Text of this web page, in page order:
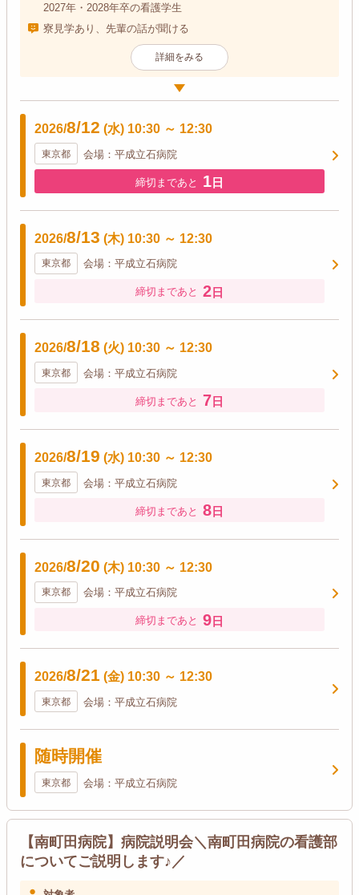
2027年・2028年卒の看護学生
寮見学あり、先輩の話が聞ける
詳細をみる
2026/8/12 (水) 10:30 ～ 12:30
東京都 会場：平成立石病院
締切まであと 1日
2026/8/13 (木) 10:30 ～ 12:30
東京都 会場：平成立石病院
締切まであと 2日
2026/8/18 (火) 10:30 ～ 12:30
東京都 会場：平成立石病院
締切まであと 7 日
2026/8/19 (水) 10:30 ～ 12:30
東京都 会場：平成立石病院
締切まであと 8日
2026/8/20 (木) 10:30 ～ 12:30
東京都 会場：平成立石病院
締切まであと 9日
2026/8/21 (金) 10:30 ～ 12:30
東京都 会場：平成立石病院
随時開催
東京都 会場：平成立石病院
【南町田病院】病院説明会＼南町田病院の看護部
についてご説明します♪／